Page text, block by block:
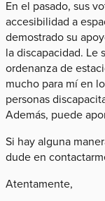
En el pasado, sus
accesibilidad a
demostrado su
la discapacidad. Le
ordenanza de
mucho para mí en
personas
Además, puede
Si hay alguna
dude en
Atentamente,